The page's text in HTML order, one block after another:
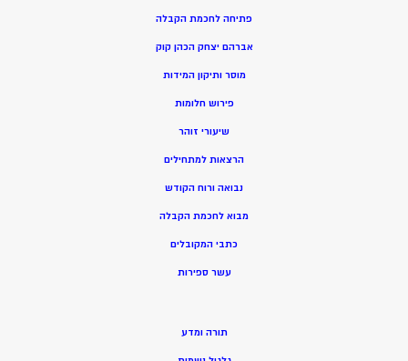
פתיחה לחכמת הקבלה
אברהם יצחק הכהן קוק
מוסר ותיקון המידות
פירוש חלומות
שיעורי זוהר
הרצאות למתחילים
נבואה ורוח הקודש
מבוא לחכמת הקבלה
כתבי המקובלים
עשר ספירות
תורה ומדע